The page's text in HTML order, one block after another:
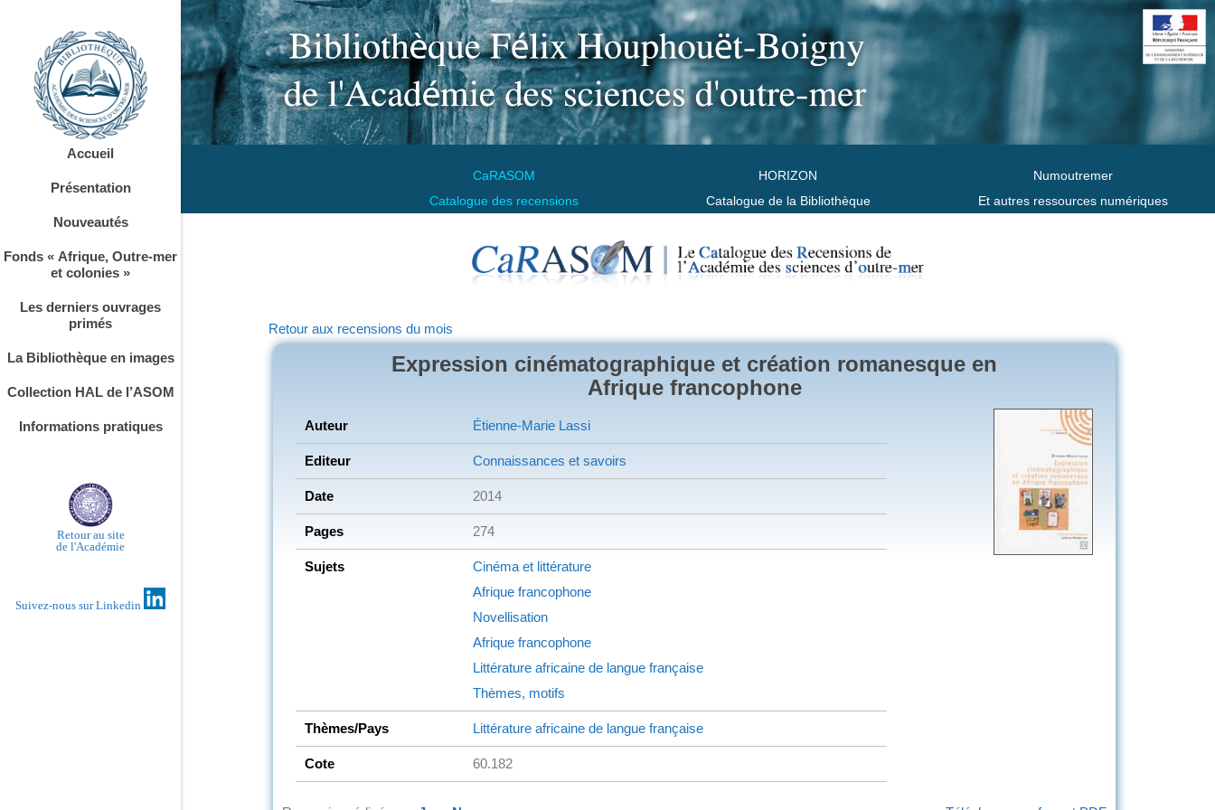
CaRASOM
Catalogue des recensions
HORIZON
Catalogue de la Bibliothèque
Numoutremer
Et autres ressources numériques
Accueil
Présentation
Nouveautés
Fonds « Afrique, Outre-mer
et colonies »
Les derniers ouvrages
primés
La Bibliothèque en images
Collection HAL de l’ASOM
Informations pratiques
Retour au site
de l'Académie
Suivez-nous sur Linkedin
Retour aux recensions du mois
Expression cinématographique et création romanesque en
Afrique francophone
Auteur Étienne-Marie Lassi
Editeur Connaissances et savoirs
Date 2014
Pages 274
Sujets
Cinéma et littérature
Afrique francophone
Novellisation
Afrique francophone
Littérature africaine de langue française
Thèmes, motifs
Thèmes/Pays Littérature africaine de langue française
Cote 60.182